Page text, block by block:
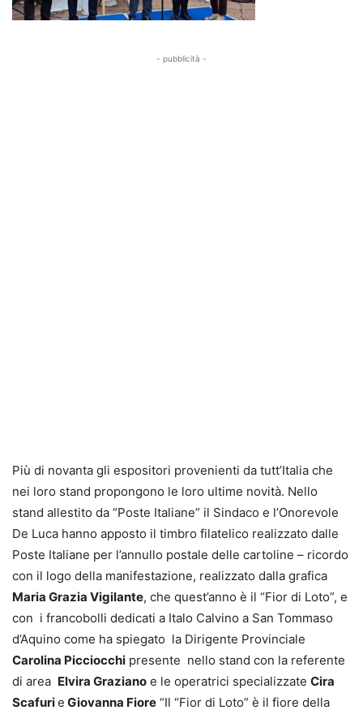
- pubblicità -
Più di novanta gli espositori provenienti da tutt’Italia che
nei loro stand propongono le loro ultime novità. Nello
stand allestito da “Poste Italiane” il Sindaco e l’Onorevole
De Luca hanno apposto il timbro filatelico realizzato dalle
Poste Italiane per l’annullo postale delle cartoline – ricordo
con il logo della manifestazione, realizzato dalla grafica
Maria Grazia Vigilante, che quest’anno è il “Fior di Loto”, e
con i francobolli dedicati a Italo Calvino a San Tommaso
d’Aquino come ha spiegato la Dirigente Provinciale
Carolina Picciocchi presente nello stand con la referente
di area Elvira Graziano e le operatrici specializzate Cira
Scafurie Giovanna Fiore “Il “Fior di Loto” è il fiore della